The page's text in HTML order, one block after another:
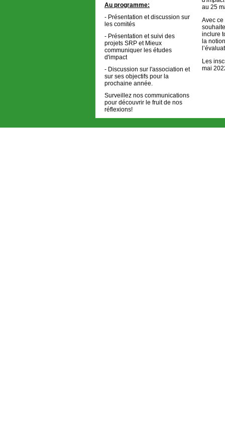
Au programme:
- Présentation et discussion sur
les comités
- Présentation et suivi des
projets SRP et Mieux
communiquer les études
d'impact
- Discussion sur l'association et
sur ses objectifs pour la
prochaine année.
Surveillez nos communications
pour découvrir le fruit de nos
réflexions!
au 25
Avec ce
inclure
la
Les
mai